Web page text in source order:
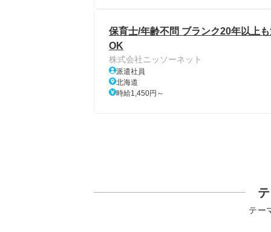
保育士/年齢不問 ブランク20年以上
OK
株式会社ニッソーネット
派遣社員
北海道
時給1,450円～
テー